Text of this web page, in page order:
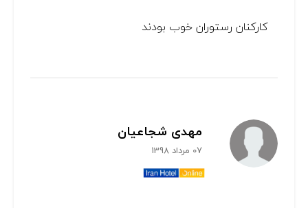
کارکنان رستوران خوب بودند
مهدی شجاعیان
07 مرداد 1398